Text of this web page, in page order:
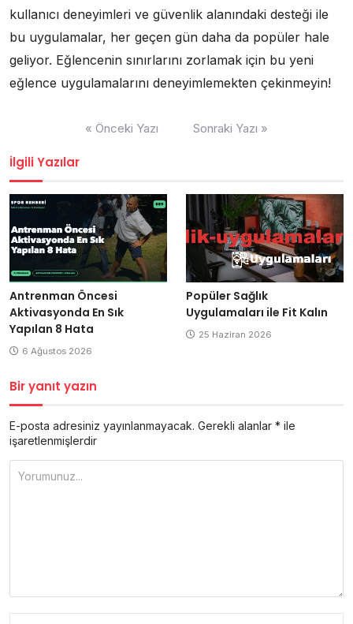
kullanıcı deneyimleri ve güvenlik alanındaki desteği ile
bu uygulamalar, her geçen gün daha da popüler hale
geliyor. Eğlencenin sınırlarını zorlamak için bu yeni
eğlence uygulamalarını deneyimlemekten çekinmeyin!
« Önceki Yazı Sonraki Yazı »
İlgili Yazılar
Antrenman Öncesi
Aktivasyonda En Sık
Yapılan 8 Hata
6 Ağustos 2026
Popüler Sağlık
Uygulamaları ile Fit Kalın
25 Haziran 2026
Bir yanıt yazın
E-posta adresiniz yayınlanmayacak. Gerekli alanlar * ile
işaretlenmişlerdir